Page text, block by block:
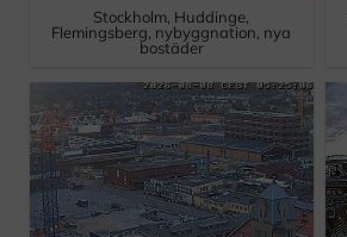
Stockholm, Huddinge,
Flemingsberg, nybyggnation, nya
bostäder